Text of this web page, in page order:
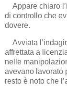
Appare chiaro
di controllo che
dovere.
Avviata
affrettata a
nelle
avevano lavorato
resto è noto che